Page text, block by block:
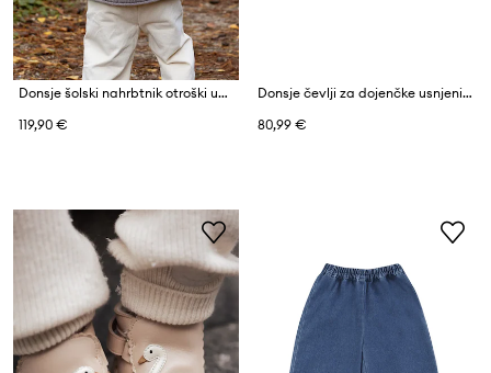
Donsje šolski nahrbtnik otroški usnjeni Stanzen Backpack Terrier
119,90 €
Donsje čevlji za dojenčke usnjeni Cubow Booties
80,99 €